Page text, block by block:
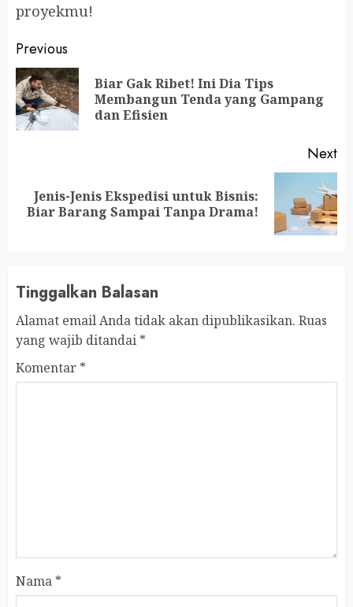
proyekmu!
Continue
Reading
Previous
Biar Gak Ribet! Ini Dia Tips
Membangun Tenda yang Gampang
dan Efisien
Next
Next
post:
Jenis-Jenis Ekspedisi untuk Bisnis:
Biar Barang Sampai Tanpa Drama!
Tinggalkan Balasan
Alamat email Anda tidak akan dipublikasikan. Ruas
yang wajib ditandai *
Komentar *
Nama *